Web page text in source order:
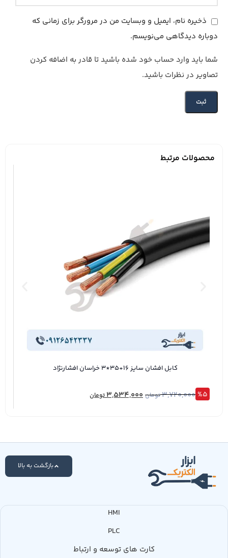
ذخیره نام، ایمیل و وبسایت من در مرورگر برای زمانی که
دوباره دیدگاهی می‌نویسم.
شما باید وارد حساب خود شده باشید تا قادر به اضافه کردن
تصاویر در نظرات باشید.
محصولات مرتبط
کابل افشان سایز 16+35*3 خراسان افشارنژاد
%5
3,720,000تومان 3,534,000تومان
بازگشت به بالا
HMI
PLC
کارت های توسعه و ارتباط